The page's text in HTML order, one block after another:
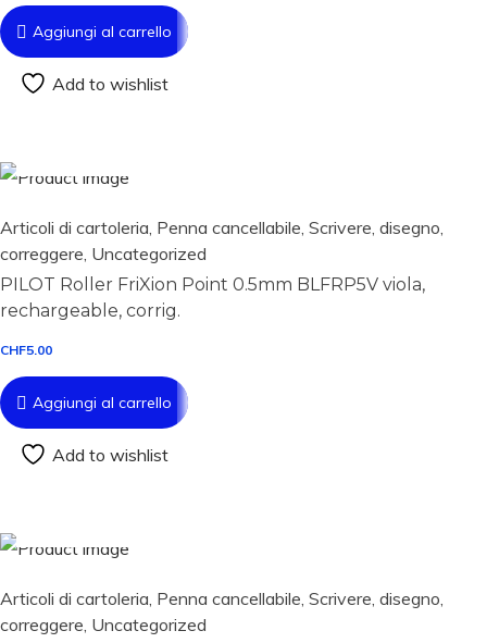
Aggiungi al carrello
Add to wishlist
Articoli di cartoleria Penna cancellabile Scrivere, disegno,
correggere Uncategorized
PILOT Roller FriXion Point 0.5mm BLFRP5V viola,
rechargeable, corrig.
CHF5.00
Aggiungi al carrello
Add to wishlist
Articoli di cartoleria Penna cancellabile Scrivere, disegno,
correggere Uncategorized